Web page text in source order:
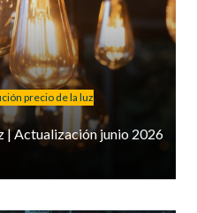
precio de la luz
| Actualización junio 2026